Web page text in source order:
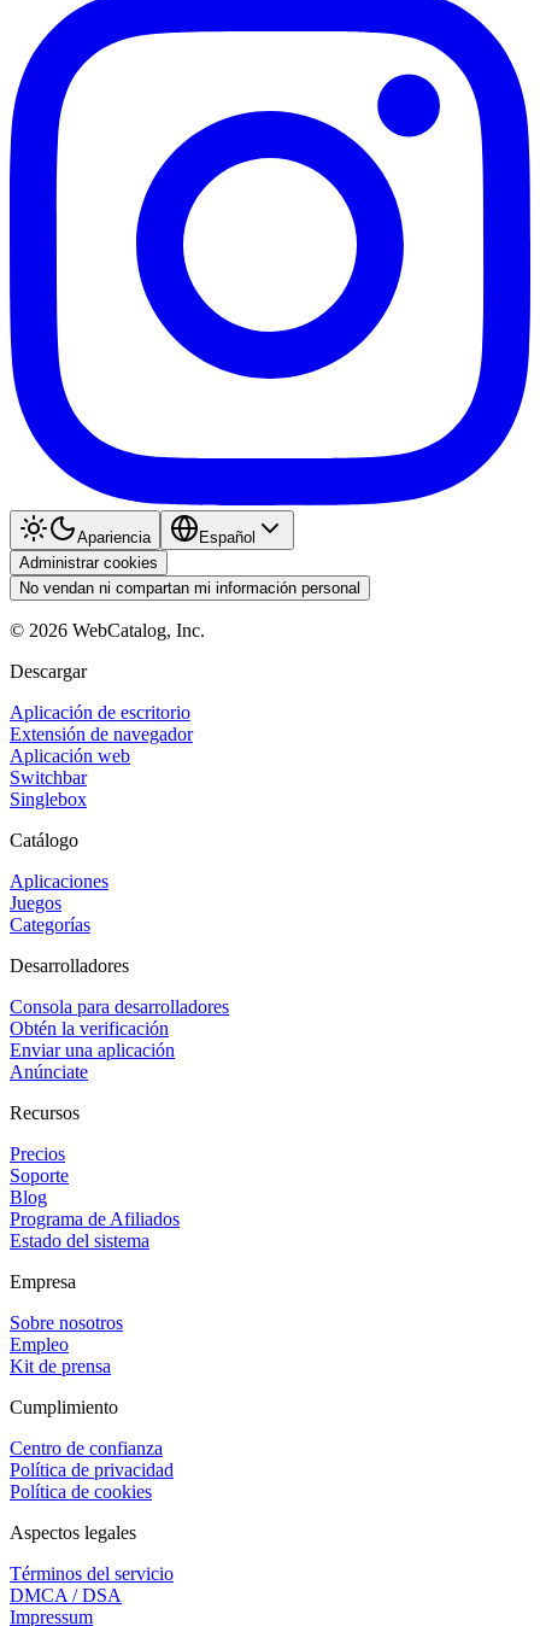
Apariencia
Español
Administrar cookies
No vendan ni compartan mi información personal
© 2026 WebCatalog, Inc.
Descargar
Aplicación de escritorio
Extensión de navegador
Aplicación web
Switchbar
Singlebox
Catálogo
Aplicaciones
Juegos
Categorías
Desarrolladores
Consola para desarrolladores
Obtén la verificación
Enviar una aplicación
Anúnciate
Recursos
Precios
Soporte
Blog
Programa de Afiliados
Estado del sistema
Empresa
Sobre nosotros
Empleo
Kit de prensa
Cumplimiento
Centro de confianza
Política de privacidad
Política de cookies
Aspectos legales
Términos del servicio
DMCA / DSA
Impressum